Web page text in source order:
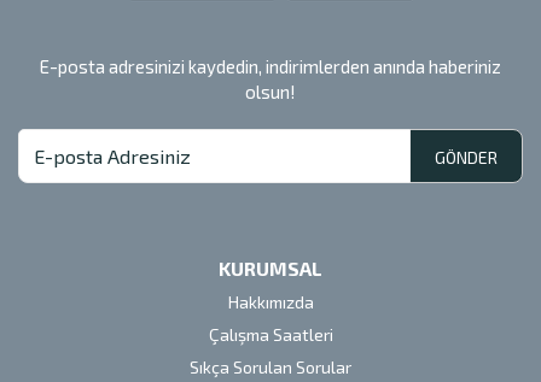
E-posta adresinizi kaydedin, indirimlerden anında haberiniz
olsun!
GÖNDER
KURUMSAL
Hakkımızda
Çalışma Saatleri
Sıkça Sorulan Sorular